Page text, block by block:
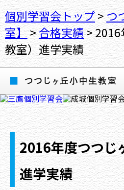
個別学習会トップ>つ
室】>合格実績>
教室）進学実績
2016年度つつじ
進学実績